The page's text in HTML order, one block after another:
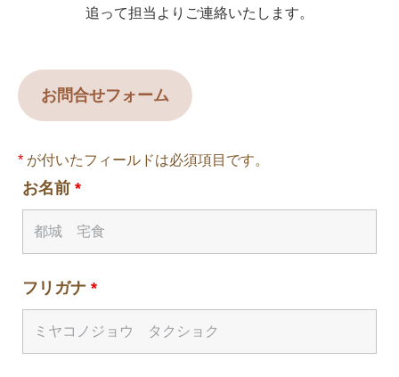
追って担当よりご連絡いたします。
お問合せフォーム
* が付いたフィールドは必須項目です。
お名前 *
フリガナ *